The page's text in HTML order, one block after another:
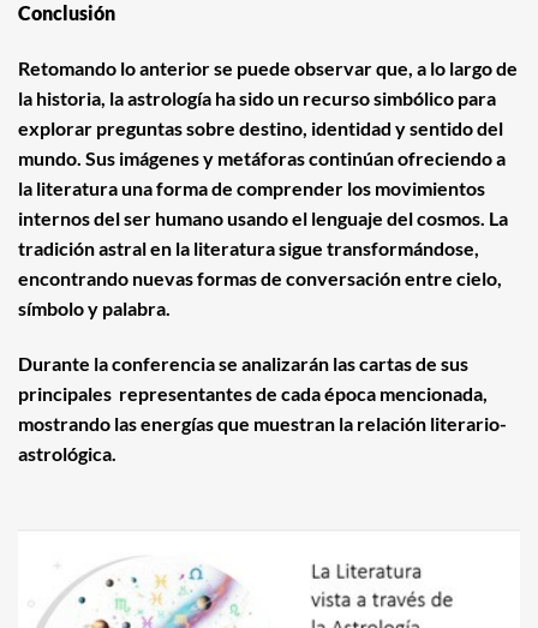
Conclusión
Retomando lo anterior se puede observar que, a lo largo de
la historia, la astrología ha sido un recurso simbólico para
explorar preguntas sobre destino, identidad y sentido del
mundo. Sus imágenes y metáforas continúan ofreciendo a
la literatura una forma de comprender los movimientos
internos del ser humano usando el lenguaje del cosmos. La
tradición astral en la literatura sigue transformándose,
encontrando nuevas formas de conversación entre cielo,
símbolo y palabra.
Durante la conferencia se analizarán las cartas de sus
principales representantes de cada época mencionada,
mostrando las energías que muestran la relación literario-
astrológica.